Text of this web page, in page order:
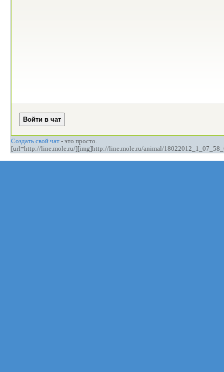
Создать свой чат - это просто.
[url=http://line.mole.ru/][img]http://line.mole.ru/animal/